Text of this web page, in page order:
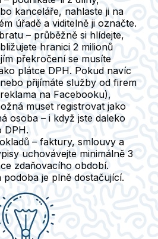
kanceláře, nahlaste ji na
úřadě a viditelně ji označte.
– průběžně si hlídejte,
hranici 2 milionů
překročení se musíte
plátce DPH. Pokud navíc
přijímáte služby od firem
na Facebooku),
muset registrovat jako
osoba – i když jste daleko
DPH.
– faktury, smlouvy a
uchovávejte minimálně 3
zdaňovacího období.
podoba je plně dostačující.